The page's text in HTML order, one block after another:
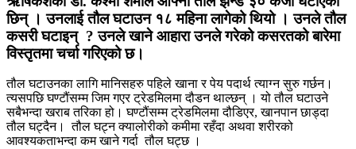
छिन् । उनलाई तौल घटाउन १८ महिना लागेको थियो । उनले तौल
कसरी घटाइन् ? उनले खाने आहारा उनले गरेको कसरतको बारेमा
विस्तृतमा चर्चा गरिएको छ।
तौल घटाउनका लागि मानिसहरु पहिले खाना र पेय पदार्थ त्याग्न सुरु गर्छन।
त्यसपछि घण्टौंसम्म जिम गएर ट्रेडमिलमा दौडन थाल्छन् । यो तौल घटाउने
सबैभन्दा खराब तरिका हो। घण्टौंसम्म ट्रेडमिलमा दौडिएर, खानपान छाड्दा
तौल घट्दैन। तौल घट्न क्यालोरीको कमीमा रहँदा अथवा शरीरको
आवश्यकताभन्दा कम खाने गर्दा तौल घट्छ ।